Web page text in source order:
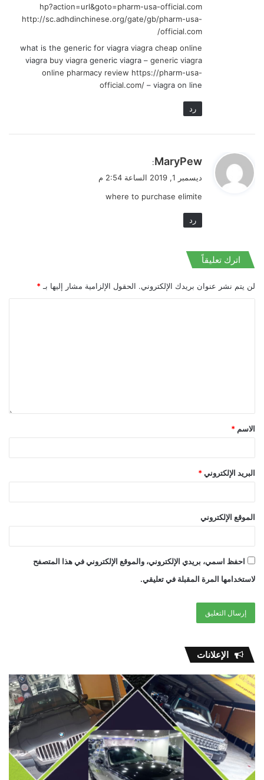
hp?action=url&goto=pharm-usa-official.com
http://sc.adhdinchinese.org/gate/gb/pharm-usa-
official.com/
what is the generic for viagra viagra cheap online
viagra buy viagra generic viagra – generic viagra
online pharmacy review https://pharm-usa-
official.com/ – viagra on line
رد
ي
ل
MaryPew
:
ديسمبر 1, 2019 الساعة 2:54 م
where to purchase elimite
رد
اترك تعليقاً
لن يتم نشر عنوان بريدك الإلكتروني. الحقول الإلزامية مشار إليها بـ *
الاسم *
البريد الإلكتروني *
الموقع الإلكتروني
احفظ اسمي، بريدي الإلكتروني، والموقع الإلكتروني في هذا المتصفح
لاستخدامها المرة المقبلة في تعليقي.
الإعلانات